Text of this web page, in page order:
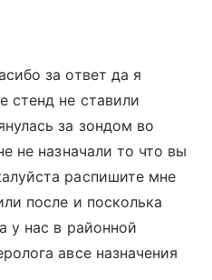
за ответ да я
стенд не ставили
за зондом во
не назначали то что вы
распишите мне
после и посколька
у нас в районной
авсе назначения